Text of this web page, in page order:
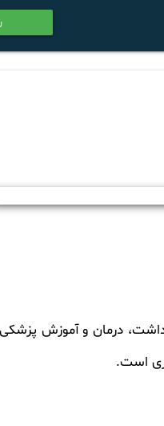
درمان و آموزش پزشکی
است.